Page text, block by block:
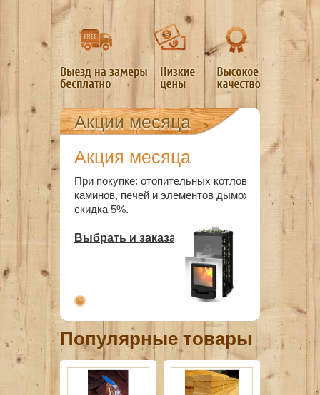
Акции месяца
Акция месяца
При покупке: отопительных котлов,
каминов, печей и элементов дымохода
скидка 5%.
Выбрать и заказать
Популярные товары